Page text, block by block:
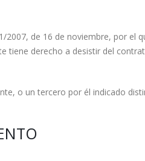
de 16 de noviembre, por el
tiene derecho a desistir del
o un tercero por él indicado